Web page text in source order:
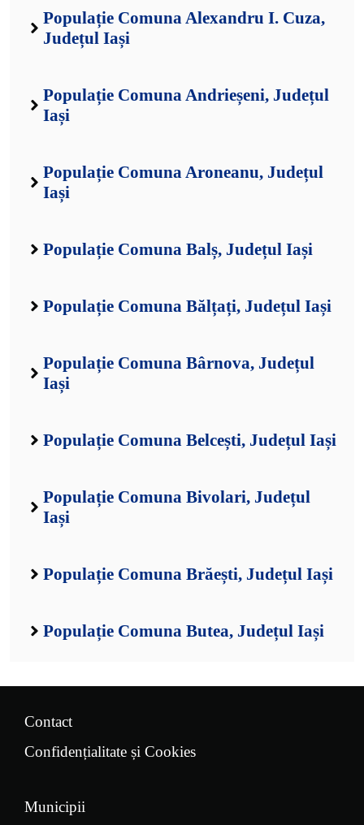
Populație Comuna Alexandru I. Cuza,
Județul Iași
Populație Comuna Andrieșeni, Județul
Iași
Populație Comuna Aroneanu, Județul
Iași
Populație Comuna Balș, Județul Iași
Populație Comuna Bălțați, Județul Iași
Populație Comuna Bârnova, Județul
Iași
Populație Comuna Belcești, Județul Iași
Populație Comuna Bivolari, Județul
Iași
Populație Comuna Brăești, Județul Iași
Populație Comuna Butea, Județul Iași
Contact
Confidențialitate și Cookies
Municipii